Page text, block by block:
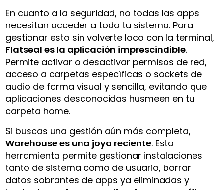
En cuanto a la seguridad, no todas las apps
necesitan acceder a todo tu sistema. Para
gestionar esto sin volverte loco con la terminal,
Flatseal es la aplicación imprescindible.
Permite activar o desactivar permisos de red,
acceso a carpetas específicas o sockets de
audio de forma visual y sencilla, evitando que
aplicaciones desconocidas husmeen en tu
carpeta home.
Si buscas una gestión aún más completa,
Warehouse es una joya reciente. Esta
herramienta permite gestionar instalaciones
tanto de sistema como de usuario, borrar
datos sobrantes de apps ya eliminadas y